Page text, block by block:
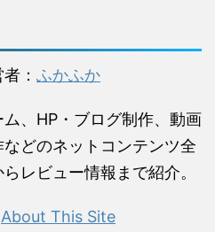
： ふかふか
ム、HP・ブログ制作、動画
などのネットコンテンツ全
レビュー情報まで紹介。
About This Site